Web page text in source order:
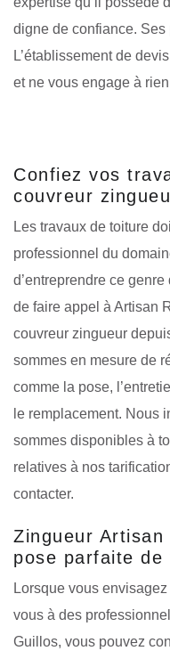
digne de confiance.
L’établissement de
et ne vous engage à
Confiez vos
couvreur
Les travaux de toiture
professionnel du
d’entreprendre ce
de faire appel à Artisan
couvreur zingueur
sommes en mesure de
comme la pose,
le remplacement. Nous
sommes disponibles à
relatives à nos
contacter.
Zingueur
pose parfaite
Lorsque vous
vous à des
Guillos, vous pouvez